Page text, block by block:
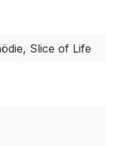
Slice of Life